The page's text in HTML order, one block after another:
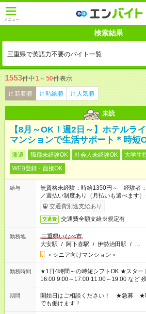
メニュー
検索結果
三重県で英語力不要のバイト一覧
1553件中1 ～ 50件表示
新着順 時給順 人気順
未読
【8月～OK！週2日～】ホテルラ
マンションで生活サポート＊時短
派遣 職種未経験OK 社会人未経験OK 大学生
WEB登録・面接OK
給与
無資格未経験：時給1350円～ 経験者
／週払い制度あり（月払いも選べます
了次第のお支払いとなります。
交通費別途支給あり
交通費 交通費全額支給※規定有
勤務地
三重県いなべ市
大安駅 / 阿下喜駅 / 伊勢治田駅 / …
＜シニア向けマンション＞
勤務時間
★1日4時間～の時短シフトOK ★スタート時間選べます！ 7:00～
16:00 9:00～17:00 11:00～19:00 など 残業なし！
場合、他のお仕事と合わせ週40時間超
ん ※法令に基づき、週20時間以上勤務
となります ※労働者派遣法（日雇い派遣
短時間・短期間の就業はご案内が難し
期間
開始日はご相談ください！ ★急募 ★
でも働けます！